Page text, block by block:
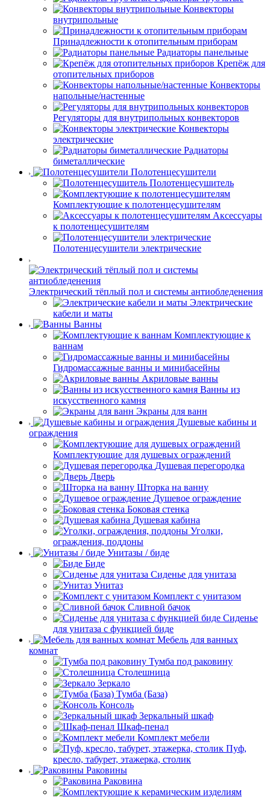
Конвекторы
внутрипольные
Принадлежности к отопительным приборам
Радиаторы панельные
Крепёж для
отопительных приборов
Конвекторы
напольные/настенные
Регуляторы для внутрипольных конвекторов
Конвекторы
электрические
Радиаторы
биметаллические
Полотенцесушители
Полотенцесушитель
Комплектующие к полотенцесушителям
Аксессуары
к полотенцесушителям
Полотенцесушители электрические
Электрический тёплый пол и системы антиобледенения
Электрические
кабели и маты
Ванны
Комплектующие к
ваннам
Гидромассажные ванны и минибасейны
Акриловые ванны
Ванны из
искусственного камня
Экраны для ванн
Душевые кабины и
ограждения
Комплектующие для душевых ограждений
Душевая перегородка
Дверь
Шторка на ванну
Душевое ограждение
Боковая стенка
Душевая кабина
Уголки,
ограждения, поддоны
Унитазы / биде
Биде
Сиденье для унитаза
Унитаз
Комплект с унитазом
Сливной бачок
Сиденье
для унитаза с функцией биде
Мебель для ванных
комнат
Тумба под раковину
Столешница
Зеркало
Тумба (База)
Консоль
Зеркальный шкаф
Шкаф-пенал
Комплект мебели
Пуф,
кресло, табурет, этажерка, столик
Раковины
Раковина